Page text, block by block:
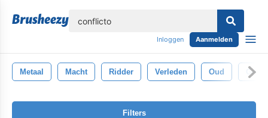
Inloggen Aanmelden
Metaal Macht Ridder Verleden Oud
Filters